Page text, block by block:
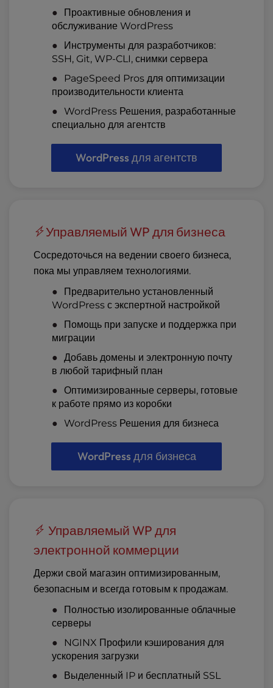
Проактивные обновления и
обслуживание WordPress
Инструменты для разработчиков:
SSH, Git, WP-CLI, снимки сервера
PageSpeed Pros для оптимизации
производительности клиента
WordPress Решения, разработанные
специально для агентств
WordPress для агентств
Управляемый WP для бизнеса
Сосредоточься на ведении своего бизнеса,
пока мы управляем технологиями.
Предварительно установленный
WordPress с экспертной настройкой
Помощь при запуске и поддержка при
миграции
Добавь домены и электронную почту
в любой тарифный план
Оптимизированные серверы, готовые
к работе прямо из коробки
WordPress Решения для бизнеса
WordPress для бизнеса
Управляемый WP для
электронной коммерции
Держи свой магазин оптимизированным,
безопасным и всегда готовым к продажам.
Полностью изолированные облачные
серверы
NGINX Профили кэширования для
ускорения загрузки
Выделенный IP и бесплатный SSL